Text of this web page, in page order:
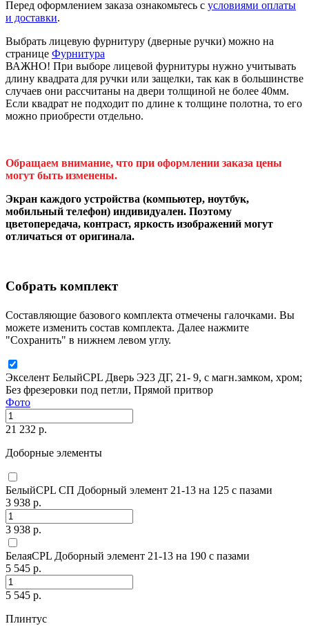
Перед оформлением заказа ознакомьтесь с условиями оплаты
и доставки.
Выбрать лицевую фурнитуру (дверные ручки) можно на
странице Фурнитура
ВАЖНО! При выборе лицевой фурнитуры нужно учитывать
длину квадрата для ручки или защелки, так как в большинстве
случаев они рассчитаны на двери толщиной не более 40мм.
Если квадрат не подходит по длине к толщине полотна, то его
можно приобрести отдельно.
Обращаем внимание, что при оформлении заказа цены
могут быть изменены.
Экран каждого устройства (компьютер, ноутбук,
мобильный телефон) индивидуален. Поэтому
цветопередача, контраст, яркость изображений могут
отличаться от оригинала.
Собрать комплект
Составляющие базового комплекта отмечены галочками. Вы
можете изменить состав комплекта. Далее нажмите
"Сохранить" в нижнем левом углу.
Экселент БелыйCPL Дверь Э23 ДГ, 21- 9, с магн.замком, хром;
Без фрезеровки под петли, Прямой притвор
Фото
21 232 р.
Доборные элементы
БелыйCPL СП Доборный элемент 21-13 на 125 с пазами
3 938 р.
3 938 р.
БелаяCPL Доборный элемент 21-13 на 190 с пазами
5 545 р.
5 545 р.
Плинтус